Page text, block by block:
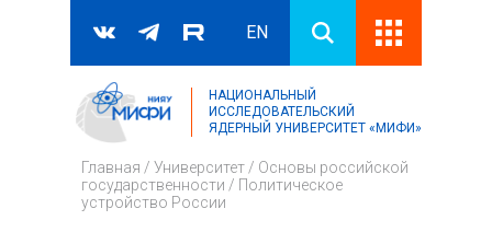
Форма поиска
Поиск
EN
НАЦИОНАЛЬНЫЙ
ИССЛЕДОВАТЕЛЬСКИЙ
ЯДЕРНЫЙ УНИВЕРСИТЕТ «МИФИ»
Главная / Университет / Основы российской
государственности / Политическое
устройство России